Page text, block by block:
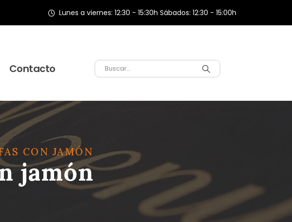
Lunes a viernes: 12:30 - 15:30h Sábados: 12:30 - 15:00h
Contacto
CON JAMÓN
jamón